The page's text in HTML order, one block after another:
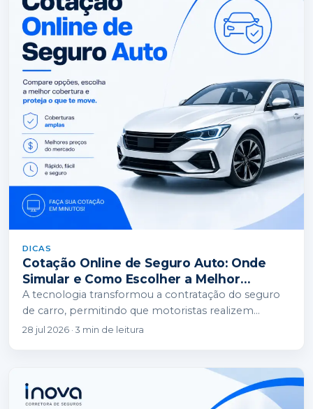
DICAS
Cotação Online de Seguro Auto: Onde
Simular e Como Escolher a Melhor
Opção?
A tecnologia transformou a contratação do seguro
de carro, permitindo que motoristas realizem
simulações em diversas companhias e agregadores
28 jul 2026 · 3 min de leitura